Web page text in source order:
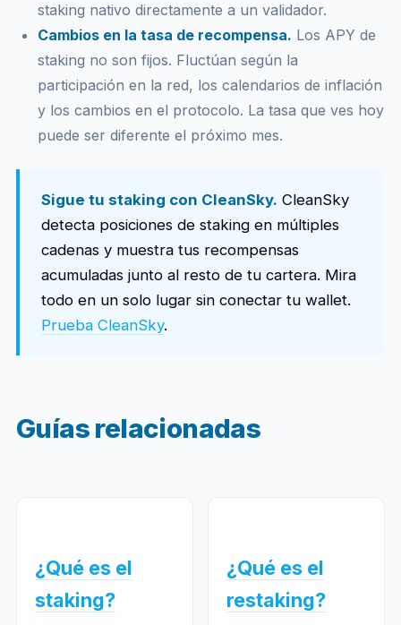
staking nativo directamente a un validador.
Cambios en la tasa de recompensa. Los APY de
staking no son fijos. Fluctúan según la
participación en la red, los calendarios de inflación
y los cambios en el protocolo. La tasa que ves hoy
puede ser diferente el próximo mes.
Sigue tu staking con CleanSky. CleanSky
detecta posiciones de staking en múltiples
cadenas y muestra tus recompensas
acumuladas junto al resto de tu cartera. Mira
todo en un solo lugar sin conectar tu wallet.
Prueba CleanSky.
Guías relacionadas
¿Qué es el
staking?
¿Qué es el
restaking?